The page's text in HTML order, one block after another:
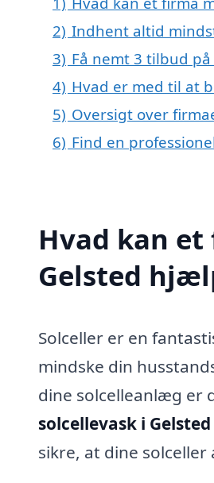
2) Indhent altid
3) Få nemt 3 tilbud
4) Hvad er med til at
5) Oversigt over
6) Find en
Hvad kan
Gelsted
Solceller er en
mindske din
dine solcelleanlæg er
solcellevask i Gelsted
sikre, at dine